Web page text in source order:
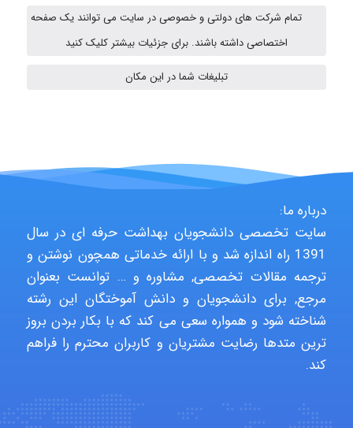
ABOALFZAL ZAREI
arman.m
Hasan haghparast
shbnm72
تمام شرکت های دولتی و خصوصی در سایت می توانند یک صفحه
اختصاصی داشته باشند. برای جزئیات بیشتر کلیک کنید
تبلیغات شما در این مکان
درباره ما:
سایت تخصصی دانشجویان بهداشت حرفه ای در سال
1391 راه اندازه شد و با ارائه خدماتی همچون نوشتن و
ترجمه مقالات تخصصی, مشاوره و … توانست بعنوان
مرجع, برای دانشجویان و دانش آموختگان این رشته
شناخته شود و همواره سعی می کند که با بکار بردن بروز
ترین متدها رضایت مشتریان و کاربران محترم را فراهم
کند.